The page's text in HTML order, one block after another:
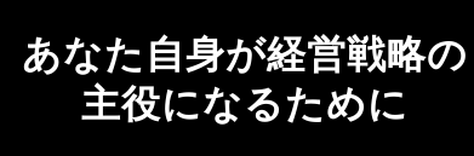
あなた自身が経営戦略の
主役になるために